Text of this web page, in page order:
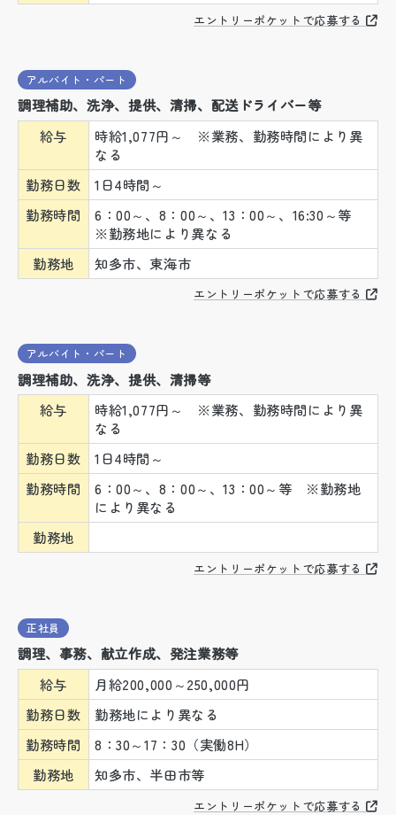
エントリーポケットで応募する
アルバイト・パート
調理補助、洗浄、提供、清掃、配送ドライバー等
給与
時給1,077円～ ※業務、勤務時間により異
なる
勤務日数
1日4時間～
勤務時間
6：00～、8：00～、13：00～、16:30～等
※勤務地により異なる
勤務地
知多市、東海市
エントリーポケットで応募する
アルバイト・パート
調理補助、洗浄、提供、清掃等
給与
時給1,077円～ ※業務、勤務時間により異
なる
勤務日数
1日4時間～
勤務時間
6：00～、8：00～、13：00～等 ※勤務地
により異なる
勤務地
エントリーポケットで応募する
正社員
調理、事務、献立作成、発注業務等
給与
月給200,000～250,000円
勤務日数
勤務地により異なる
勤務時間
8：30～17：30（実働8H）
勤務地
知多市、半田市等
エントリーポケットで応募する